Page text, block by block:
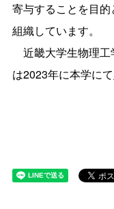
寄与することを目
組織しています。
近畿大学生物理工
は2023年に本学にて